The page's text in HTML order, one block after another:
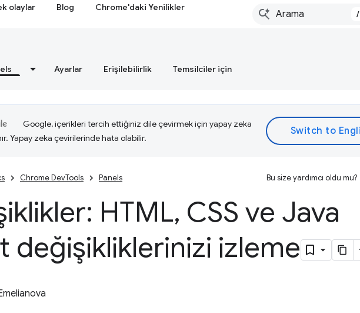
olaylar Blog Chrome'daki Yenilikler
/
Ayarlar Erişilebilirlik Temsilciler için
Google, içerikleri tercih ettiğiniz dile çevirmek için yapay zeka
Yapay zeka çevirilerinde hata olabilir.
Chrome DevTools Panels Bu size yardımcı oldu mu?
HTML, CSS ve Java
değişikliklerinizi izleme